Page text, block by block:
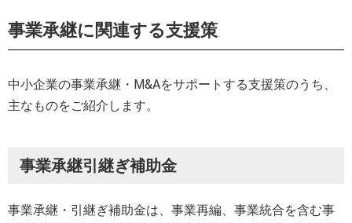
事業承継に関連する支援策
中小企業の事業承継・M&Aをサポートする支援策のうち、
主なものをご紹介します。
事業承継引継ぎ補助金
事業承継・引継ぎ補助金は、事業再編、事業統合を含む事